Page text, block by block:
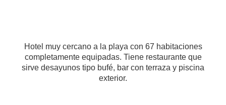
Hotel muy cercano a la playa con 67 habitaciones
completamente equipadas. Tiene restaurante que
sirve desayunos tipo bufé, bar con terraza y piscina
exterior.